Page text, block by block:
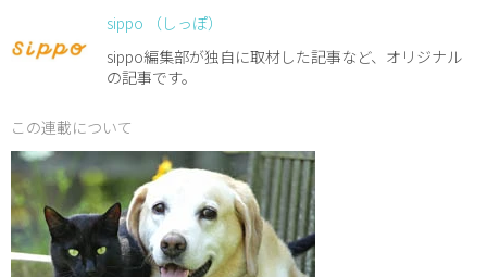
sippo （しっぽ）
sippo編集部が独自に取材した記事など、オリジナル
の記事です。
この連載について